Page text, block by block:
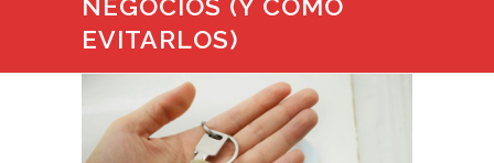
NEGOCIOS (Y CÓMO
EVITARLOS)